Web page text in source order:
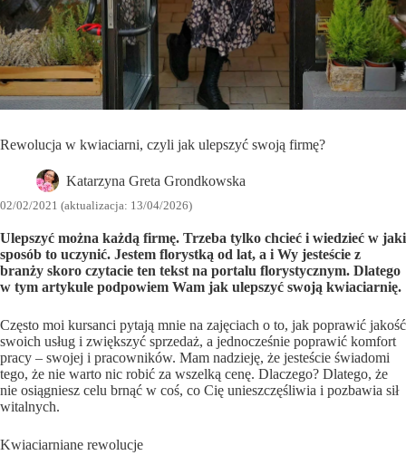
Rewolucja w kwiaciarni, czyli jak ulepszyć swoją firmę?
Katarzyna Greta Grondkowska
02/02/2021 (aktualizacja: 13/04/2026)
Ulepszyć można każdą firmę. Trzeba tylko chcieć i wiedzieć w jaki
sposób to uczynić. Jestem florystką od lat, a i Wy jesteście z
branży skoro czytacie ten tekst na portalu florystycznym. Dlatego
w tym artykule podpowiem Wam jak ulepszyć swoją kwiaciarnię.
Często moi kursanci pytają mnie na zajęciach o to, jak poprawić jakość
swoich usług i zwiększyć sprzedaż, a jednocześnie poprawić komfort
pracy – swojej i pracowników. Mam nadzieję, że jesteście świadomi
tego, że nie warto nic robić za wszelką cenę. Dlaczego? Dlatego, że
nie osiągniesz celu brnąć w coś, co Cię unieszczęśliwia i pozbawia sił
witalnych.
Kwiaciarniane rewolucje